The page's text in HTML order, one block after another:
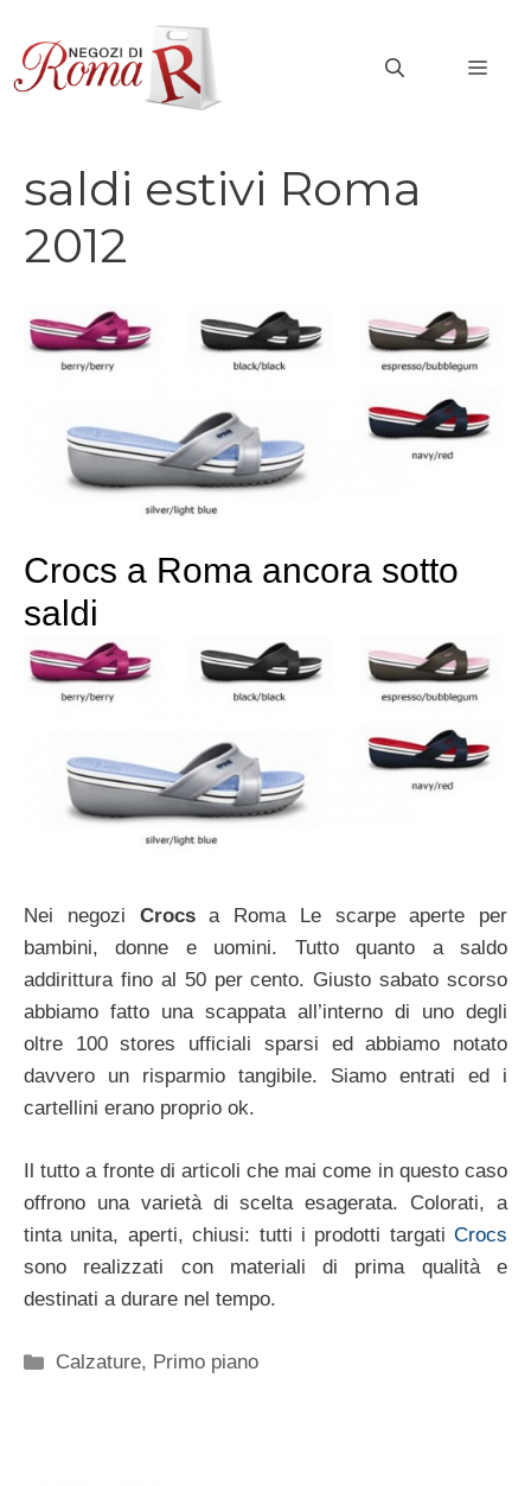
contenuto
saldi estivi Roma
2012
Crocs a Roma ancora sotto
saldi
Nei negozi Crocsa Roma Le scarpe aperte per
bambini, donne e uomini. Tutto quanto a saldo
addirittura fino al 50 per cento. Giusto sabato scorso
abbiamo fatto una scappata all’interno di uno degli
oltre 100 stores ufficiali sparsi ed abbiamo notato
davvero un risparmio tangibile. Siamo entrati ed i
cartellini erano proprio ok.
Il tutto a fronte di articoli che mai come in questo caso
offrono una varietà di scelta esagerata. Colorati, a
tinta unita, aperti, chiusi: tutti i prodotti targati Crocs
sono realizzati con materiali di prima qualità e
destinati a durare nel tempo.
Categorie
Calzature, Primo piano